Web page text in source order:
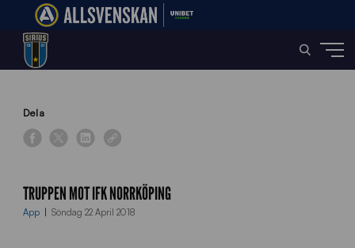
Home»
Dela
TRUPPEN MOT IFK NORRKÖPING
App Söndag 22 April 2018